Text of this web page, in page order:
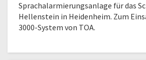
Sprachalarmierungsanlage für das
Hellenstein in Heidenheim. Zum
3000-System von TOA.